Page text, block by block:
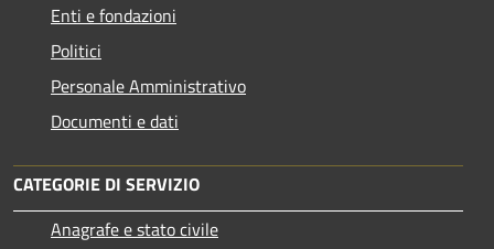
Enti e fondazioni
Politici
Personale Amministrativo
Documenti e dati
CATEGORIE DI SERVIZIO
Anagrafe e stato civile